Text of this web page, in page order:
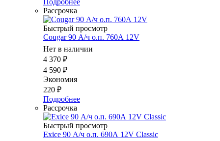
Рассрочка
Быстрый просмотр
Cougar 90 А/ч о.п. 760А 12V
Нет в наличии
4 370 ₽
4 590 ₽
Экономия
220 ₽
Подробнее
Рассрочка
Быстрый просмотр
Exice 90 А/ч о.п. 690А 12V Classic